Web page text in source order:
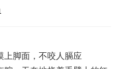
上脚面，不咬人膈应